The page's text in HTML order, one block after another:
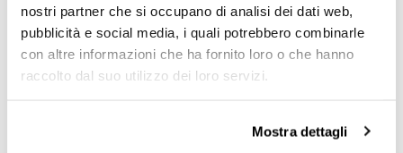
nostri partner che si occupano di analisi dei dati web,
pubblicità e social media, i quali potrebbero combinarle
con altre informazioni che ha fornito loro o che hanno
raccolto dal suo utilizzo dei loro servizi.
Mostra dettagli
finitura nero opaco a polveri epossidiche.
Disegnato sulla Triumph si integra perfettamente con il
resto della moto. Pronto per ospitare il nostro sistema di
aggancio rapido, bello e minimal anche quando la borsa
non è montata. Viene fornito completo di viti e si può